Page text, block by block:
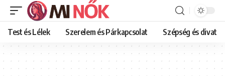
Test és Lélek Szerelem és Párkapcsolat Szépség és divat